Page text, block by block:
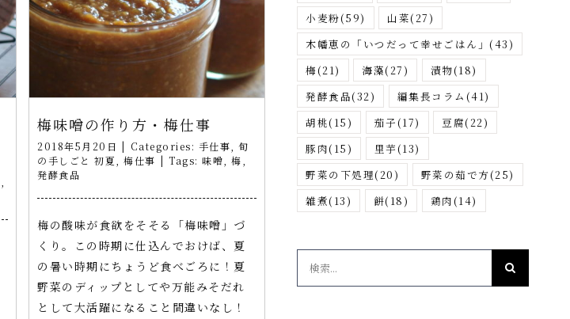
梅味噌の作り方・梅仕事
2018年5月20日 | Categories: 手仕事
旬
の手しごと 初夏
梅仕事 | Tags: 味噌 梅
発酵食品
梅の酸味が食欲をそそる「梅味噌」づ
くり。この時期に仕込んでおけば、夏
の暑い時期にちょうど食べごろに！夏
野菜のディップとしてや万能みそだれ
として大活躍になること間違いなし！
小麦粉(59) 山菜(27)
木幡恵の「いつだって幸せごはん」(43)
梅(21) 海藻(27) 漬物(18)
発酵食品(32) 編集長コラム (41)
胡桃(15) 茄子(17) 豆腐(22)
豚肉(15) 里芋(13)
野菜の下処理(20) 野菜の茹で方(25)
雑煮(13) 餅(18) 鶏肉(14)